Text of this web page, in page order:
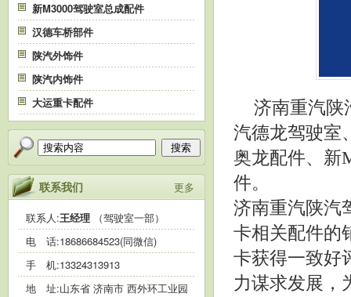
新M3000驾驶室总成配件
汉德车桥部件
陕汽外饰件
陕汽内饰件
大运重卡配件
搜索
更多
联系我们
联系人:王经理 （驾驶室一部）
电 话:18686684523(同微信)
手 机:13324313913
地 址:山东省 济南市 西外环工业园
济南重汽陕
汽德龙驾驶室
奥龙配件、新
件。
济南重汽陕汽
卡相关配件的
卡获得一致好
力谋求发展，